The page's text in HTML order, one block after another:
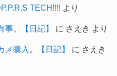
TECH!!!! より
事。【日記】 に さえき より
メ購入。【日記】 に さえき